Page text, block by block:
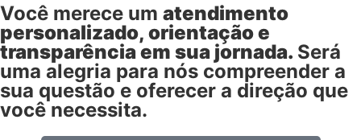
Você merece um atendimento
personalizado, orientação e
transparência em sua jornada. Será
uma alegria para nós compreender a
sua questão e oferecer a direção que
você necessita.